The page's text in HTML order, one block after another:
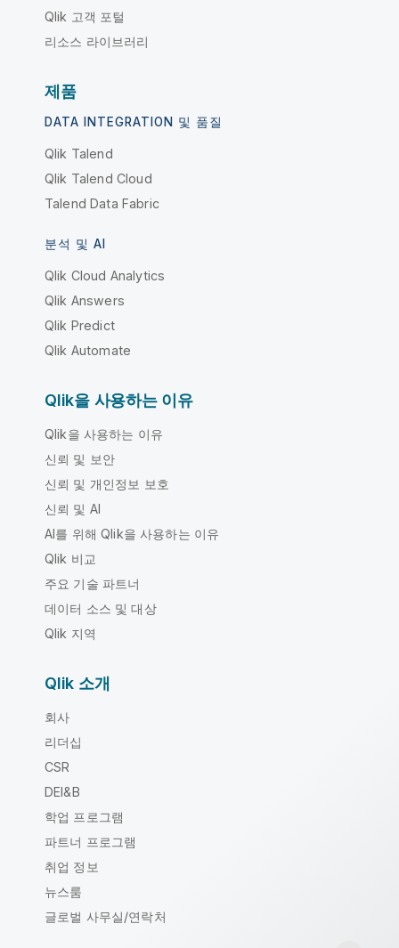
Qlik 고객 포털
리소스 라이브러리
제품
DATA INTEGRATION 및 품질
Qlik Talend
Qlik Talend Cloud
Talend Data Fabric
분석 및 AI
Qlik Cloud Analytics
Qlik Answers
Qlik Predict
Qlik Automate
Qlik을 사용하는 이유
Qlik을 사용하는 이유
신뢰 및 보안
신뢰 및 개인정보 보호
신뢰 및 AI
AI를 위해 Qlik을 사용하는 이유
Qlik 비교
주요 기술 파트너
데이터 소스 및 대상
Qlik 지역
Qlik 소개
회사
리더십
CSR
DEI&B
학업 프로그램
파트너 프로그램
취업 정보
뉴스룸
글로벌 사무실/연락처